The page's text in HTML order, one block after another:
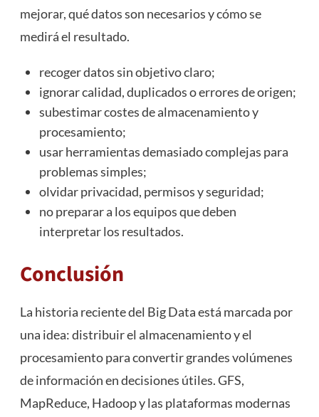
mejorar, qué datos son necesarios y cómo se
medirá el resultado.
recoger datos sin objetivo claro;
ignorar calidad, duplicados o errores de origen;
subestimar costes de almacenamiento y
procesamiento;
usar herramientas demasiado complejas para
problemas simples;
olvidar privacidad, permisos y seguridad;
no preparar a los equipos que deben
interpretar los resultados.
Conclusión
La historia reciente del Big Data está marcada por
una idea: distribuir el almacenamiento y el
procesamiento para convertir grandes volúmenes
de información en decisiones útiles. GFS,
MapReduce, Hadoop y las plataformas modernas